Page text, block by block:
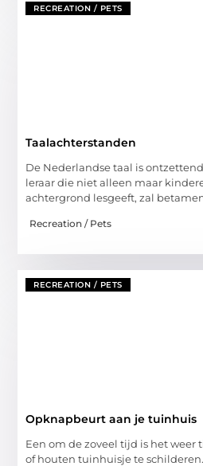
RECREATION / PETS
Taalachterstanden
De Nederlandse taal is
leraar die niet alleen maar
achtergrond lesgeeft, zal
Recreation / Pets
RECREATION / PETS
Opknapbeurt aan je tuinhuis
Een om de zoveel tijd is het
of houten tuinhuisje te